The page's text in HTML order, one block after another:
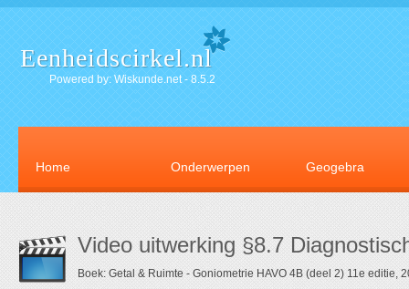
Eenheidscirkel.nl
Powered by: Wiskunde.net - 8.5.2
Home Onderwerpen Geogebra
Video uitwerking §8.7
Boek: Getal & Ruimte - Goniometrie HAVO 4B (deel 2) 11e editie,